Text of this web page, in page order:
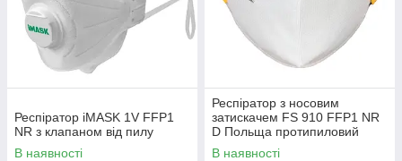
Респіратор iMASK 1V FFP1
NR з клапаном від пилу
В наявності
Респіратор з носовим
затискачем FS 910 FFP1 NR
D Польща протипиловий
широкого застосування
В наявності